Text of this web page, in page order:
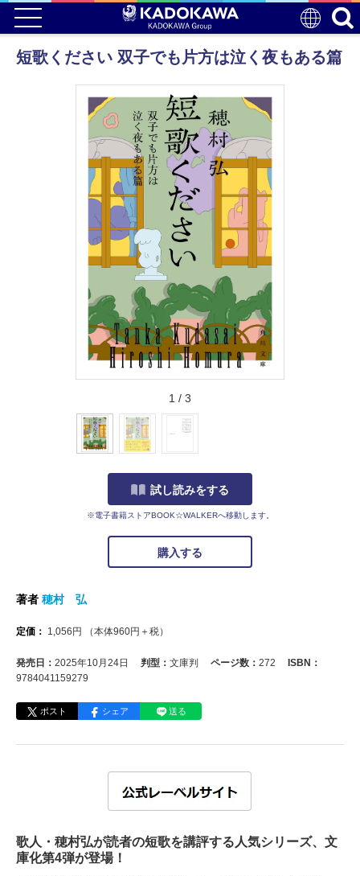
短歌ください 双子でも片方は泣く夜もある篇
1 / 3
試し読みをする
※電子書籍ストアBOOK☆WALKERへ移動します。
購入する
著者 穂村 弘
定価： 1,056 円 （本体960円＋税）
発売日： 2025年10月24日 判型： 文庫判 ページ数： 272
ISBN：
9784041159279
ポスト シェア 送る
歌人・穂村弘が読者の短歌を講評する人気シリーズ、文
庫化第4弾が登場！